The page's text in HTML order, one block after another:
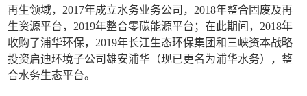
再生领域，2017年成立水务业务公司，2018年整合固废及再
生资源平台，2019年整合零碳能源平台；在此期间，2018年
收购了浦华环保，2019年长江生态环保集团和三峡资本战略
投资启迪环境子公司雄安浦华（现已更名为浦华水务），整
合水务生态平台。